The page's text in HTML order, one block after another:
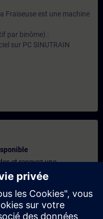
Fraiseuse est une machine
par binôme) :
sur PC SINUTRAIN
et recevez une
sont disponibles.